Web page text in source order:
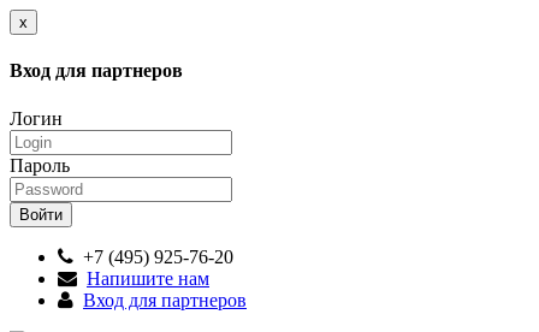
x
Вход для партнеров
Логин
Пароль
+7 (495) 925-76-20
Напишите нам
Вход для партнеров